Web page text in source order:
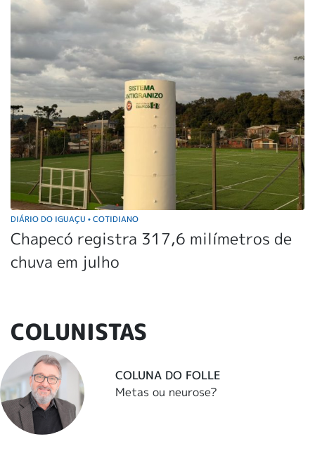
DIÁRIO DO IGUAÇU • COTIDIANO
Chapecó registra 317,6 milímetros de
chuva em julho
COLUNISTAS
COLUNA DO FOLLE
Metas ou neurose?